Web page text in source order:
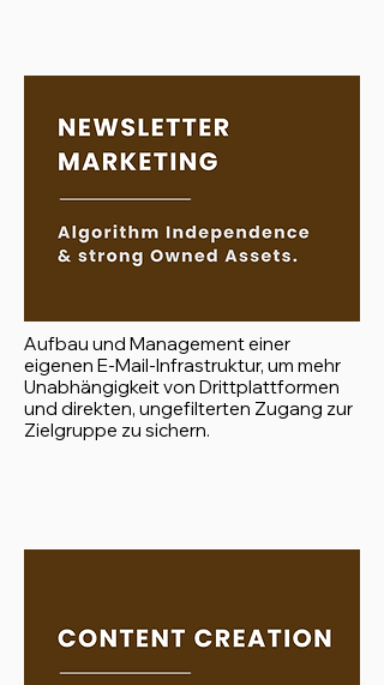
Aufbau und Management einer
eigenen E-Mail-Infrastruktur, um mehr
Unabhängigkeit von Drittplattformen
und direkten, ungefilterten Zugang zur
Zielgruppe zu sichern.